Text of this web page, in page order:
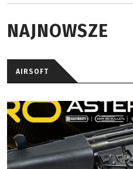
NAJNOWSZE
AIRSOFT